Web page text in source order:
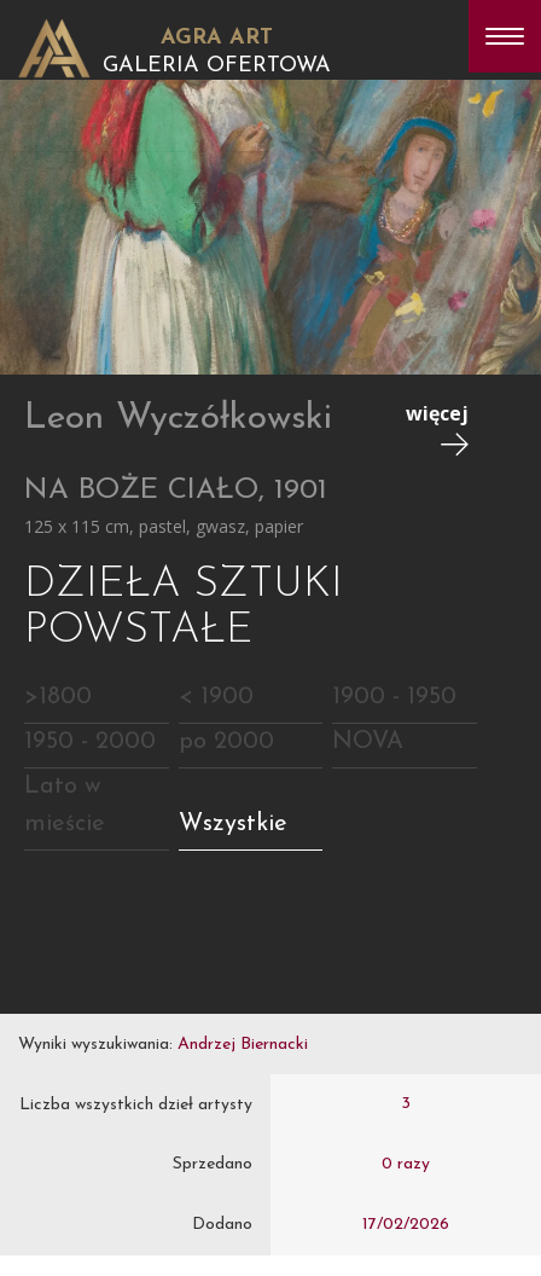
AGRA ART
GALERIA OFERTOWA
Leon Wyczółkowski
NA BOŻE CIAŁO, 1901
125 x 115 cm, pastel, gwasz, papier
więcej
DZIEŁA SZTUKI
POWSTAŁE
>1800 < 1900
1900 - 1950
1950 - 2000
po 2000
NOVA
Lato w
mieście
Wszystkie
Wyniki wyszukiwania: Andrzej Biernacki
Liczba wszystkich dzieł artysty 3
Sprzedano 0 razy
Dodano 17/02/2026